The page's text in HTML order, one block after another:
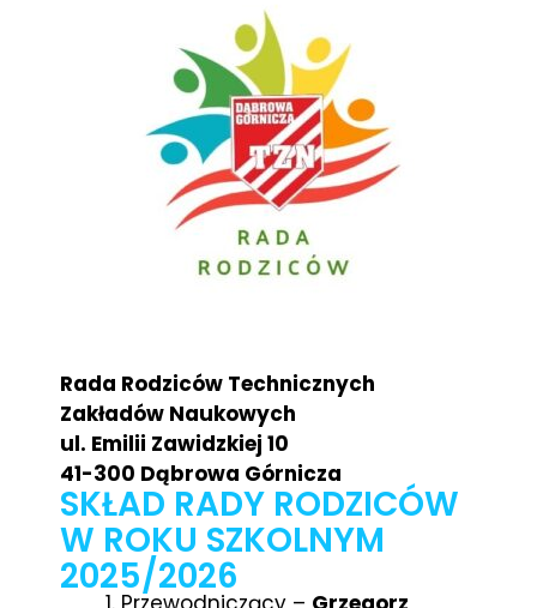
Rada Rodziców Technicznych
Zakładów Naukowych
ul. Emilii Zawidzkiej 10
41-300 Dąbrowa Górnicza
SKŁAD RADY RODZICÓW
W ROKU SZKOLNYM
2025/2026